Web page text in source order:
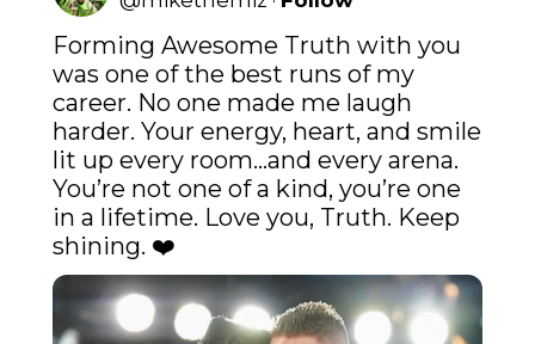
Forming Awesome Truth with you
was one of the best runs of my
career. No one made me laugh
harder. Your energy, heart, and smile
lit up every room…and every arena.
You’re not one of a kind, you’re one
in a lifetime. Love you, Truth. Keep
shining. ❤️